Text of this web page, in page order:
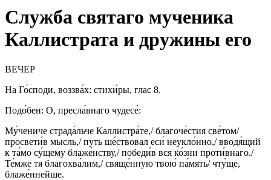
Служба святаго мученика
Каллистрата и дружины его
ВЕЧЕР
На Го́споди, воззва́х: стихи́ры, глас 8.
Подо́бен: О, пресла́внаго чудесе́:
Му́чениче страда́льче Каллистра́те,/ благоче́стия све́том/
просвети́в мысль,/ путь ше́ствовал еси́ неукло́нно,/ вводя́щий
к та́мо су́щему блаже́нству,/ победи́в вся ко́зни проти́внаго./
Те́мже тя благохва́лим,/ свяще́нную твою́ па́мять/ чту́ще,
блаже́ннейше.